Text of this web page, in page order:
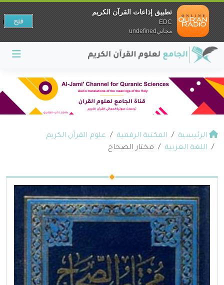
الرئيسية المكتبة الرقمية
علوم القرآن الكريم
اللغة العربية
مختار الصحاح
تطبيق إذاعات القرآن الكريم
EDC
مجانيundefined
فتح